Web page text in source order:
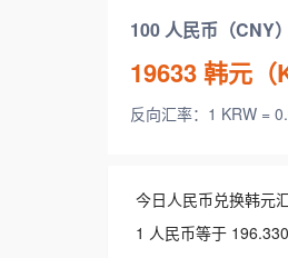
100 人民币（CNY
19633韩元（
反向汇率：1 KRW =
今日人民币兑换韩元
1 人民币等于